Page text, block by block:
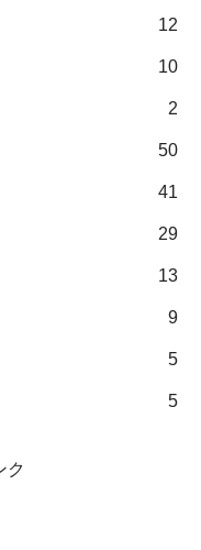
12
10
2
50
41
29
13
9
5
5
ク